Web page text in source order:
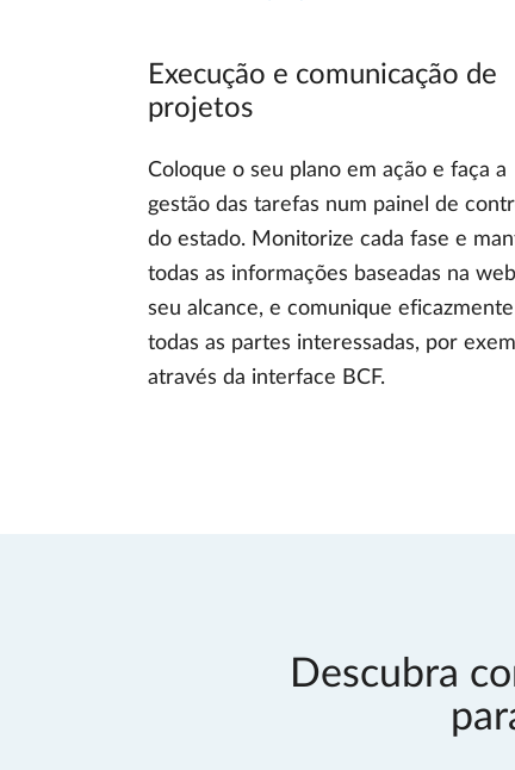
Execução e comunicação de
projetos
Coloque o seu plano em ação e faça a
gestão das tarefas num painel de
do estado. Monitorize cada fase e
todas as informações baseadas na
seu alcance, e comunique
todas as partes interessadas, por
através da interface BCF.
Descubra